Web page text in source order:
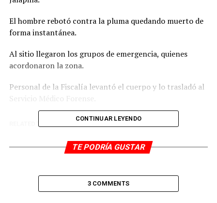
El hombre rebotó contra la pluma quedando muerto de
forma instantánea.
Al sitio llegaron los grupos de emergencia, quienes
acordonaron la zona.
Personal de la Fiscalía levantó el cuerpo y lo trasladó al
Servicio Médico Forense.
Taxista prensado
Chocan auto y taxi
CONTINUAR LEYENDO
TE PODRÍA GUSTAR
3 COMMENTS